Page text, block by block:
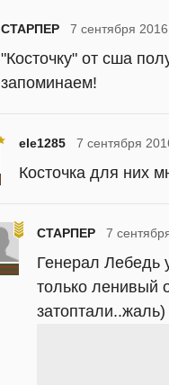
СТАРПЕР 7 сентября
"Косточку" от сша
запоминаем!
ele1285 7 сентября
Косточка для них
СТАРПЕР 7
Генерал Лебедь
только ленивый
затоптали..жаль)